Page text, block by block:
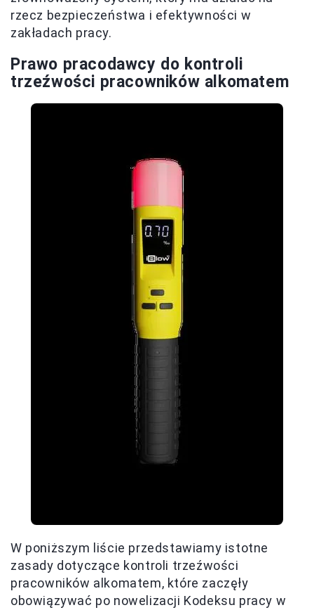
rzecz bezpieczeństwa i efektywności w
zakładach pracy.
Prawo pracodawcy do kontroli
trzeźwości pracowników alkomatem
W poniższym liście przedstawiamy istotne
zasady dotyczące kontroli trzeźwości
pracowników alkomatem, które zaczęły
obowiązywać po nowelizacji Kodeksu pracy w